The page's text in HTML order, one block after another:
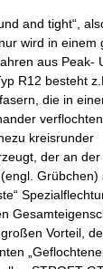
and tight“,
wird in einem
aus Peak-
R12 besteht
die in
verflochten
kreisrunder
der an
Grübchen)
Vorteil,